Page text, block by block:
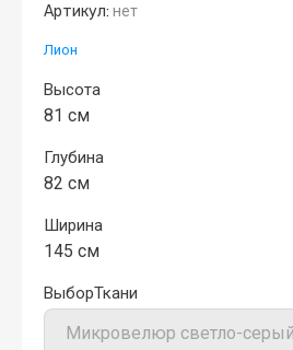
Артикул: нет
Лион
Высота
81 см
Глубина
82 см
Ширина
145 см
ВыборТкани